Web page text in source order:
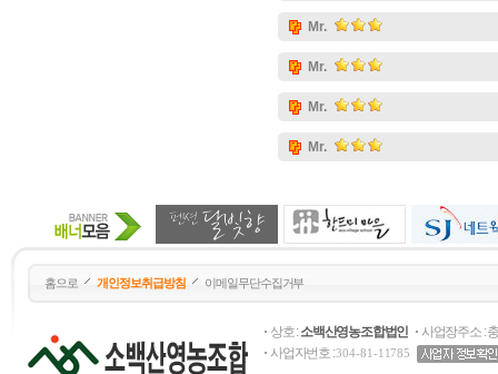
홈으로 개인정보취급방침 이메일무단수집거부
상호 :소백산영농조합법인
사업장주소 :
사업자번호 :304-81-11785